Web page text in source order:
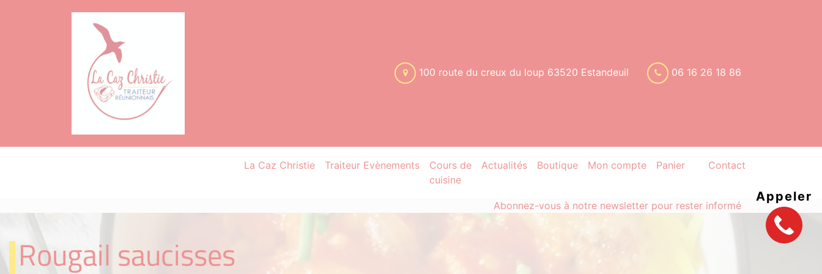
Appeler
100 route du creux du loup 63520 Estandeuil 06 16 26 18 86
La Caz Christie Traiteur Evènements
Cours de
cuisine
Actualités Boutique Mon compte Panier Contact
Abonnez-vous à notre newsletter pour rester informé
Rougail saucisses